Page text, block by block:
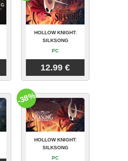
HOLLOW KNIGHT:
SILKSONG
PC
12.99 €
HOLLOW KNIGHT:
SILKSONG
PC
-38%